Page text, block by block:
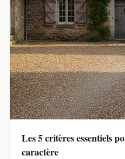
Les 5 critères essentiels
caractère